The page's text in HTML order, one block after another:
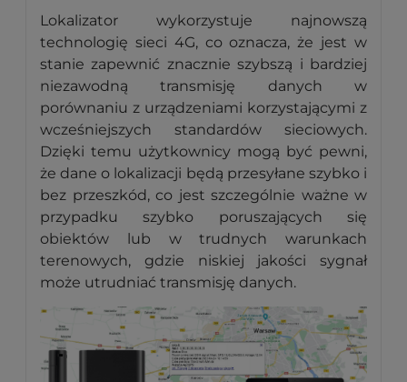
Lokalizator wykorzystuje najnowszą
technologię sieci 4G, co oznacza, że jest w
stanie zapewnić znacznie szybszą i bardziej
niezawodną transmisję danych w
porównaniu z urządzeniami korzystającymi z
wcześniejszych standardów sieciowych.
Dzięki temu użytkownicy mogą być pewni,
że dane o lokalizacji będą przesyłane szybko i
bez przeszkód, co jest szczególnie ważne w
przypadku szybko poruszających się
obiektów lub w trudnych warunkach
terenowych, gdzie niskiej jakości sygnał
może utrudniać transmisję danych.